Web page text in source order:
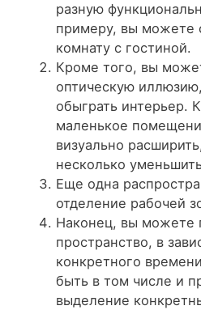
разную
примеру, вы можете
комнату с гостиной.
Кроме того, вы
оптическую
обыграть интерьер.
маленькое
визуально
несколько
Еще одна
отделение рабочей
Наконец, вы можете
пространство, в
конкретного
быть в том числе и
выделение